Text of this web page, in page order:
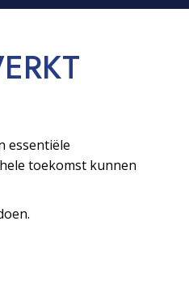
essentiële
toekomst kunnen